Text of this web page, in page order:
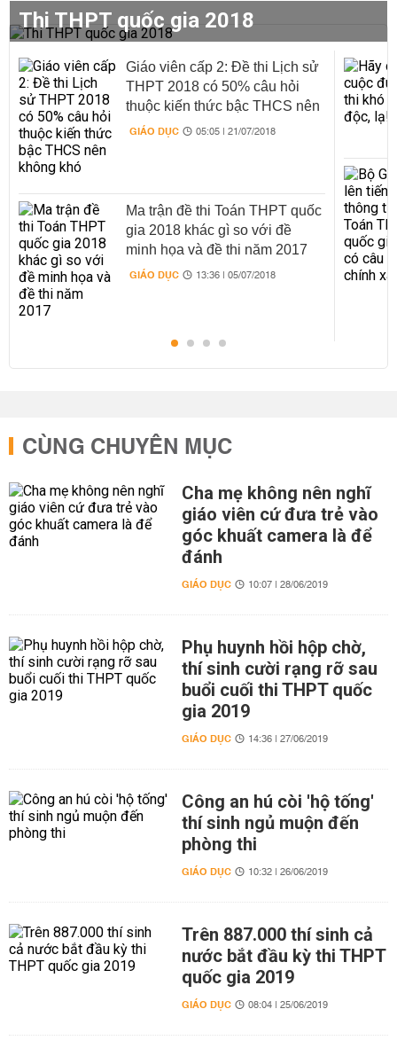
Thi THPT quốc gia 2018
Giáo viên cấp 2: Đề thi Lịch sử
THPT 2018 có 50% câu hỏi
thuộc kiến thức bậc THCS nên
không khó
GIÁO DỤC 05:05 | 21/07/2018
Ma trận đề thi Toán THPT quốc
gia 2018 khác gì so với đề
minh họa và đề thi năm 2017
GIÁO DỤC 13:36 | 05/07/2018
CÙNG CHUYÊN MỤC
Cha mẹ không nên nghĩ
giáo viên cứ đưa trẻ vào
góc khuất camera là để
đánh
GIÁO DỤC 10:07 | 28/06/2019
Phụ huynh hồi hộp chờ,
thí sinh cười rạng rỡ sau
buổi cuối thi THPT quốc
gia 2019
GIÁO DỤC 14:36 | 27/06/2019
Công an hú còi 'hộ tống'
thí sinh ngủ muộn đến
phòng thi
GIÁO DỤC 10:32 | 26/06/2019
Trên 887.000 thí sinh cả
nước bắt đầu kỳ thi THPT
quốc gia 2019
GIÁO DỤC 08:04 | 25/06/2019